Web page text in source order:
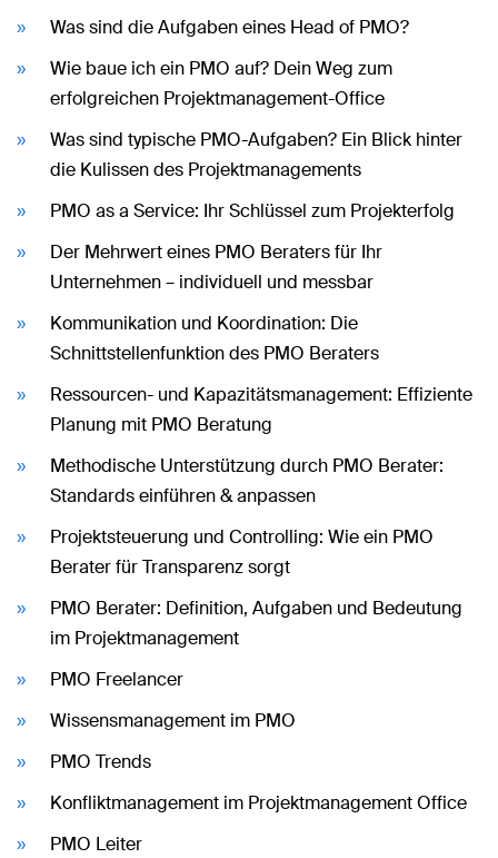
Was sind die Aufgaben eines Head of PMO?
Wie baue ich ein PMO auf? Dein Weg zum
erfolgreichen Projektmanagement-Office
Was sind typische PMO-Aufgaben? Ein Blick hinter
die Kulissen des Projektmanagements
PMO as a Service: Ihr Schlüssel zum Projekterfolg
Der Mehrwert eines PMO Beraters für Ihr
Unternehmen – individuell und messbar
Kommunikation und Koordination: Die
Schnittstellenfunktion des PMO Beraters
Ressourcen- und Kapazitätsmanagement: Effiziente
Planung mit PMO Beratung
Methodische Unterstützung durch PMO Berater:
Standards einführen & anpassen
Projektsteuerung und Controlling: Wie ein PMO
Berater für Transparenz sorgt
PMO Berater: Definition, Aufgaben und Bedeutung
im Projektmanagement
PMO Freelancer
Wissensmanagement im PMO
PMO Trends
Konfliktmanagement im Projektmanagement Office
PMO Leiter